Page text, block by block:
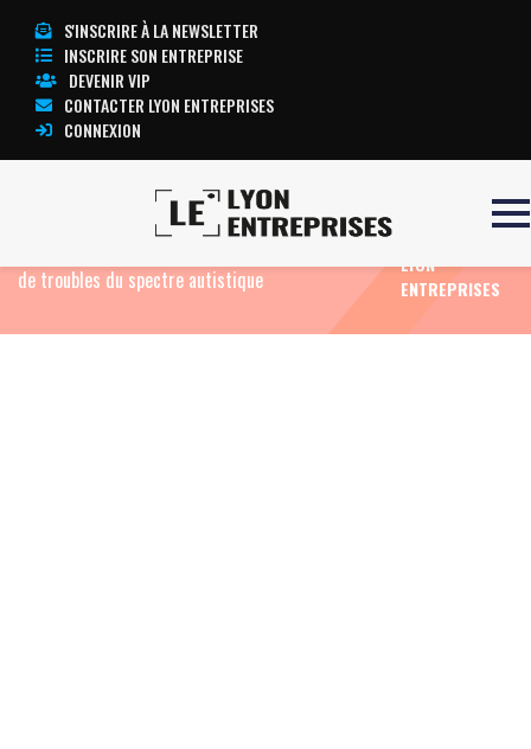
S'INSCRIRE À LA NEWSLETTER
INSCRIRE SON ENTREPRISE
DEVENIR VIP
CONTACTER LYON ENTREPRISES
CONNEXION
EKLYA lance une formation
de troubles du spectre autistique
LYON
ENTREPRISES